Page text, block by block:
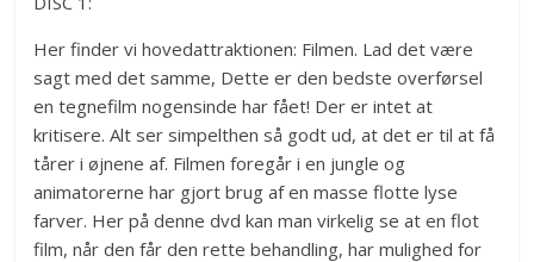
Her finder vi hovedattraktionen: Filmen. Lad det være
sagt med det samme, Dette er den bedste overførsel
en tegnefilm nogensinde har fået! Der er intet at
kritisere. Alt ser simpelthen så godt ud, at det er til at få
tårer i øjnene af. Filmen foregår i en jungle og
animatorerne har gjort brug af en masse flotte lyse
farver. Her på denne dvd kan man virkelig se at en flot
film, når den får den rette behandling, har mulighed for